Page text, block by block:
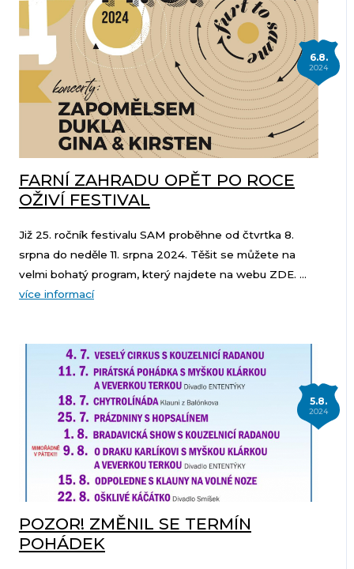
6.8.
2024
FARNÍ ZAHRADU OPĚT PO ROCE
OŽIVÍ FESTIVAL
Již 25. ročník festivalu SAM proběhne od čtvrtka 8.
srpna do neděle 11. srpna 2024. Těšit se můžete na
velmi bohatý program, který najdete na webu ZDE. ...
více informací
5.8.
2024
POZOR! ZMĚNIL SE TERMÍN
POHÁDEK